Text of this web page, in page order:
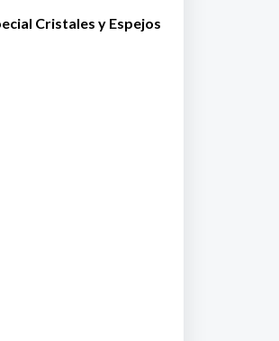
Cristales y Espejos